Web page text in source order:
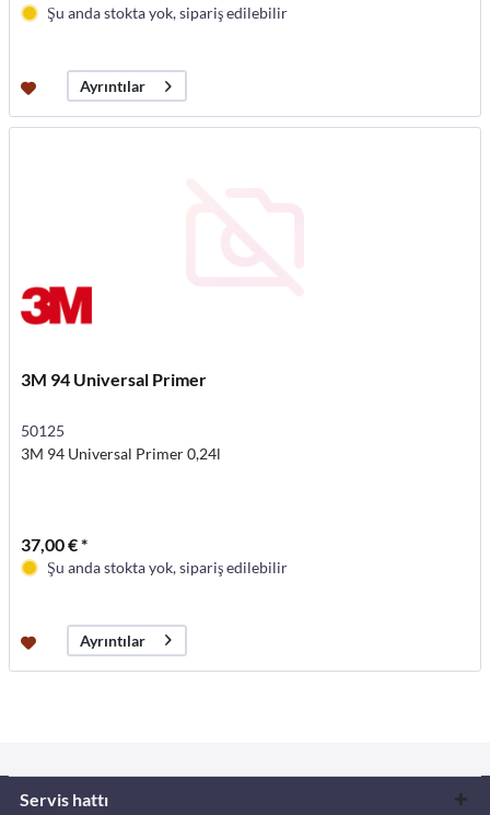
Şu anda stokta yok, sipariş edilebilir
Ayrıntılar
3M 94 Universal Primer
50125
3M 94 Universal Primer 0,24l
37,00 € *
Şu anda stokta yok, sipariş edilebilir
Ayrıntılar
Servis hattı